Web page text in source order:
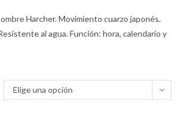
Harcher. Movimiento cuarzo japonés.
al agua. Función: hora, calendario y
Elige una opción